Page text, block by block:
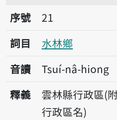
序號21水林鄉
序號
21
詞目
水林鄉
音讀
Tsuí-nâ-hiong
釋義
雲林縣行政區(
行政區名)